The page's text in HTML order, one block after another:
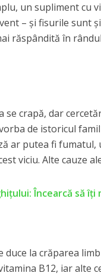
un supliment cu
– și fisurile sunt
răspândită în
crapă, dar
de istoricul
ar putea fi
viciu. Alte cauze
Încearcă să îți
la crăparea
B12, iar alte